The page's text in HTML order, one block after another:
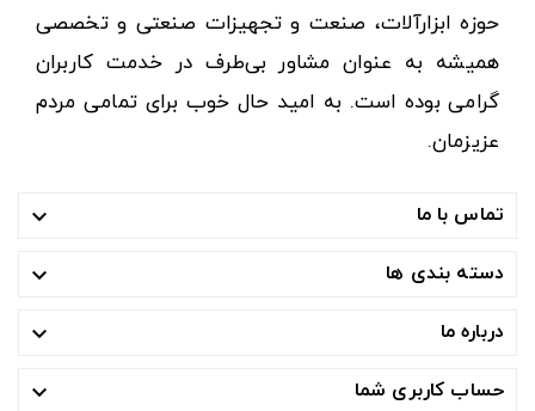
حوزه ابزارآلات، صنعت و تجهیزات صنعتی و تخصصی
همیشه به عنوان مشاور بی‌طرف در خدمت کاربران
گرامی بوده است. به امید حال خوب برای تمامی مردم
عزیزمان.
تماس با ما 
دسته بندی ها 
درباره ما 
حساب کاربری شما 